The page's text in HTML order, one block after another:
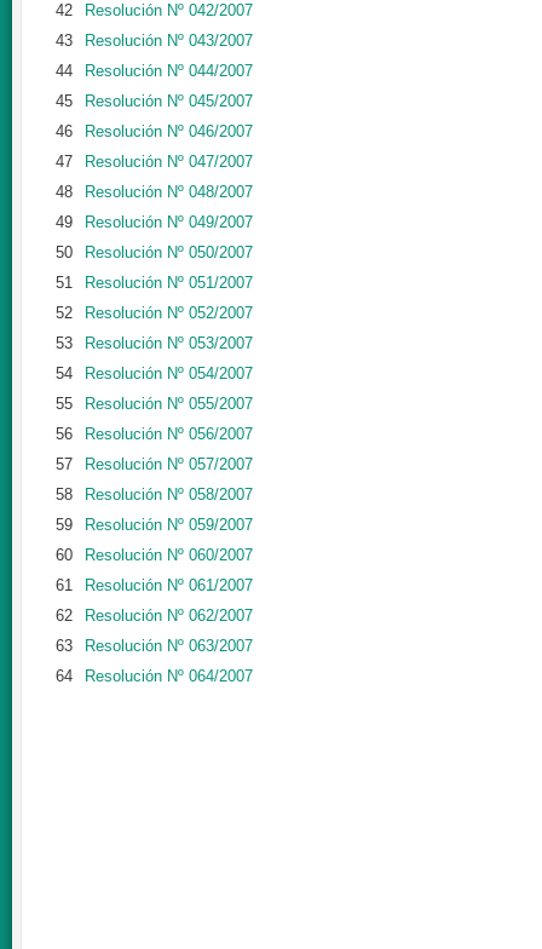
42
Resolución Nº 042/2007
43
Resolución Nº 043/2007
44
Resolución Nº 044/2007
45
Resolución Nº 045/2007
46
Resolución Nº 046/2007
47
Resolución Nº 047/2007
48
Resolución Nº 048/2007
49
Resolución Nº 049/2007
50
Resolución Nº 050/2007
51
Resolución Nº 051/2007
52
Resolución Nº 052/2007
53
Resolución Nº 053/2007
54
Resolución Nº 054/2007
55
Resolución Nº 055/2007
56
Resolución Nº 056/2007
57
Resolución Nº 057/2007
58
Resolución Nº 058/2007
59
Resolución Nº 059/2007
60
Resolución Nº 060/2007
61
Resolución Nº 061/2007
62
Resolución Nº 062/2007
63
Resolución Nº 063/2007
64
Resolución Nº 064/2007